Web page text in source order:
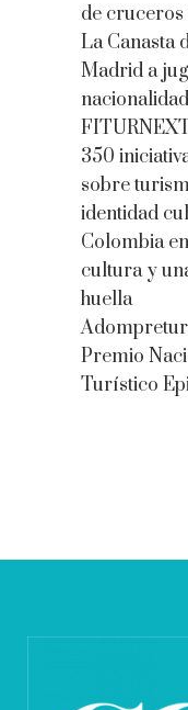
de cruceros
La Canasta
Madrid a
350
sobre
identidad
Colombia
cultura y
huella
Premio
Turístico